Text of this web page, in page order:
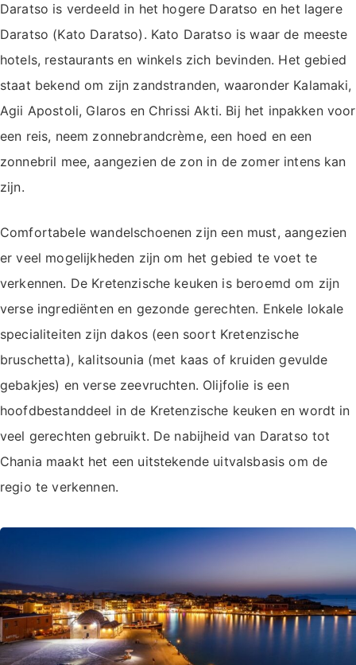
Daratso is verdeeld in het hogere Daratso en het lagere
Daratso (Kato Daratso). Kato Daratso is waar de meeste
hotels, restaurants en winkels zich bevinden. Het gebied
staat bekend om zijn zandstranden, waaronder Kalamaki,
Agii Apostoli, Glaros en Chrissi Akti. Bij het inpakken voor
een reis, neem zonnebrandcrème, een hoed en een
zonnebril mee, aangezien de zon in de zomer intens kan
zijn.
Comfortabele wandelschoenen zijn een must, aangezien
er veel mogelijkheden zijn om het gebied te voet te
verkennen. De Kretenzische keuken is beroemd om zijn
verse ingrediënten en gezonde gerechten. Enkele lokale
specialiteiten zijn dakos (een soort Kretenzische
bruschetta), kalitsounia (met kaas of kruiden gevulde
gebakjes) en verse zeevruchten. Olijfolie is een
hoofdbestanddeel in de Kretenzische keuken en wordt in
veel gerechten gebruikt. De nabijheid van Daratso tot
Chania maakt het een uitstekende uitvalsbasis om de
regio te verkennen.